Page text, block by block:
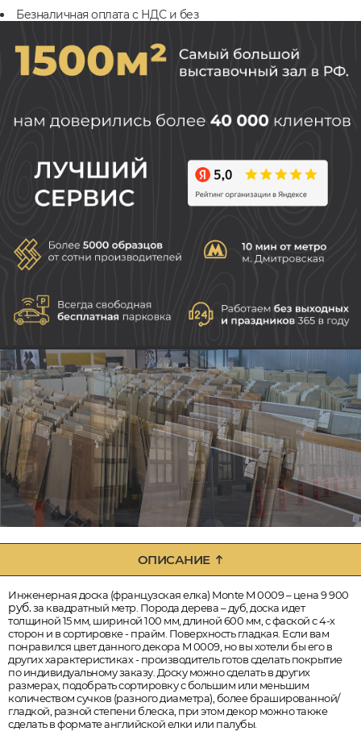
Безналичная оплата с НДС и без
ОПИСАНИЕ
Инженерная доска (французская елка) Monte M 0009 – цена 9 900
руб.за квадратный метр. Порода дерева – дуб, доска идет
толщиной 15 мм, шириной 100 мм, длиной 600 мм, с фаской с 4-х
сторон и в сортировке - прайм. Поверхность гладкая. Если вам
понравился цвет данного декора M 0009, но вы хотели бы его в
других характеристиках - производитель готов сделать покрытие
по индивидуальному заказу. Доску можно сделать в других
размерах, подобрать сортировку с большим или меньшим
количеством сучков (разного диаметра), более брашированной/
гладкой, разной степени блеска, при этом декор можно также
сделать в формате английской елки или палубы.